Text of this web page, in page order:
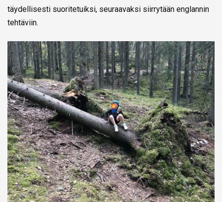
täydellisesti suoritetuiksi, seuraavaksi siirrytään englannin
tehtäviin.